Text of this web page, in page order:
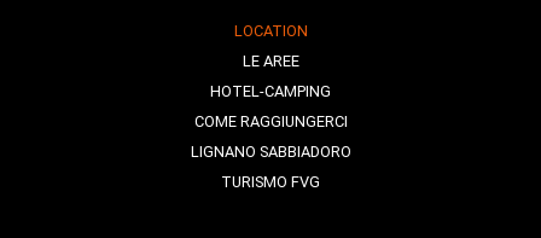
LOCATION
LE AREE
HOTEL-CAMPING
COME RAGGIUNGERCI
LIGNANO SABBIADORO
TURISMO FVG